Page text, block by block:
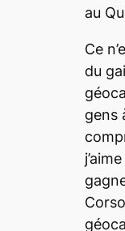
au
Ce
du
gens